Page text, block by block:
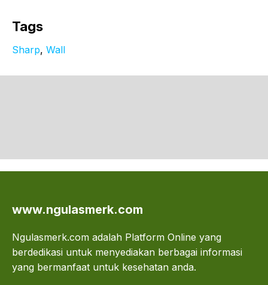
Tags
Sharp, Wall
www.ngulasmerk.com
Ngulasmerk.com adalah Platform Online yang
berdedikasi untuk menyediakan berbagai informasi
yang bermanfaat untuk kesehatan anda.